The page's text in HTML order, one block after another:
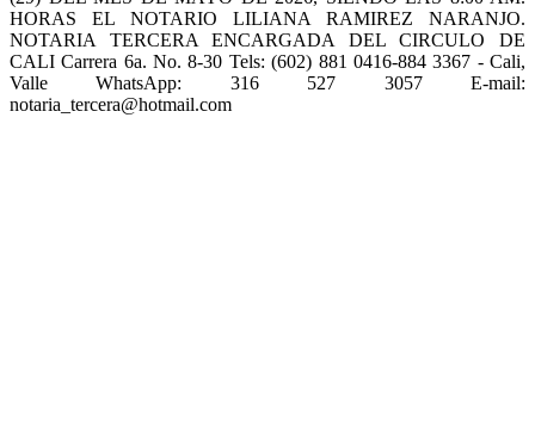
HORAS EL NOTARIO LILIANA RAMIREZ NARANJO.
NOTARIA TERCERA ENCARGADA DEL CIRCULO DE
CALI Carrera 6a. No. 8-30 Tels: (602) 881 0416-884 3367 - Cali,
Valle WhatsApp: 316 527 3057 E-mail:
notaria_tercera@hotmail.com